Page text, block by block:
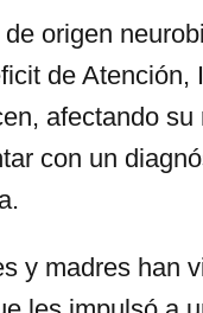
origen
de
afectando
con un
y madres han